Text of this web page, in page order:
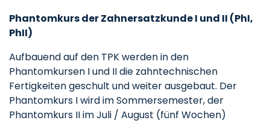
Phantomkurs der Zahnersatzkunde I und II (PhI,
PhII)
Aufbauend auf den TPK werden in den
Phantomkursen I und II die zahntechnischen
Fertigkeiten geschult und weiter ausgebaut. Der
Phantomkurs I wird im Sommersemester, der
Phantomkurs II im Juli / August (fünf Wochen)